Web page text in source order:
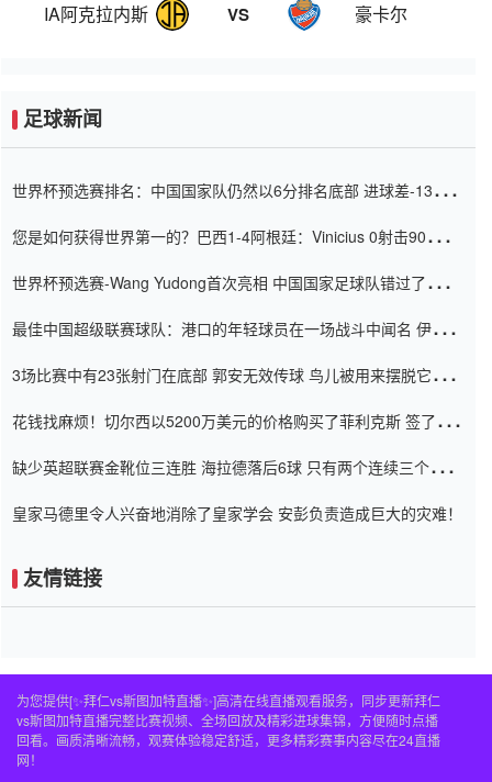
IA阿克拉内斯 VS 豪卡尔
足球新闻
世界杯预选赛排名：中国国家队仍然以6分排名底部 进球差-13令人
您是如何获得世界第一的？巴西1-4阿根廷：Vinicius 0射击90分钟
世界杯预选赛-Wang Yudong首次亮相 中国国家足球队错过了世界
最佳中国超级联赛球队：港口的年轻球员在一场战斗中闻名 伊万放
3场比赛中有23张射门在底部 郭安无效传球 鸟儿被用来摆脱它
花钱找麻烦！切尔西以5200万美元的价格购买了菲利克斯 签了7年
缺少英超联赛金靴位三连胜 海拉德落后6球 只有两个连续三个连续
皇家马德里令人兴奋地消除了皇家学会 安彭负责造成巨大的灾难！
友情链接
为您提供[✨拜仁vs斯图加特直播✨]高清在线直播观看服务，同步更新拜仁
vs斯图加特直播完整比赛视频、全场回放及精彩进球集锦，方便随时点播
回看。画质清晰流畅，观赛体验稳定舒适，更多精彩赛事内容尽在24直播
网！